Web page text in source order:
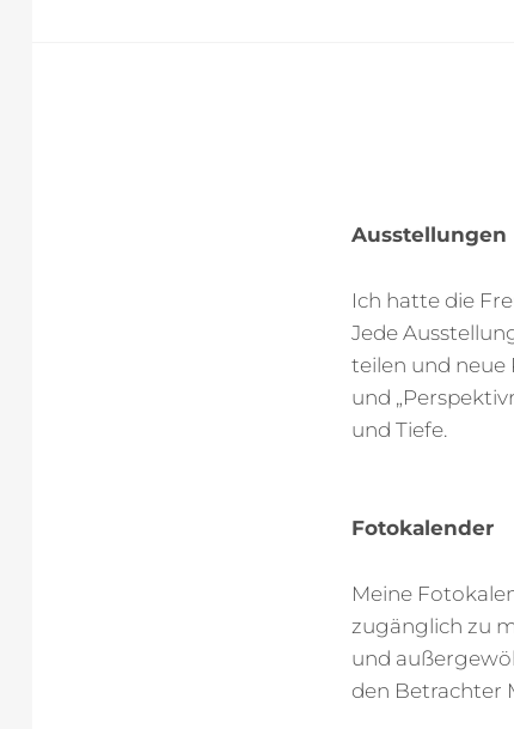
Ausstellungen
Ich hatte die
Jede
teilen und neue
und
und Tiefe.
Fotokalender
Meine
zugänglich zu
und
den Betrachter